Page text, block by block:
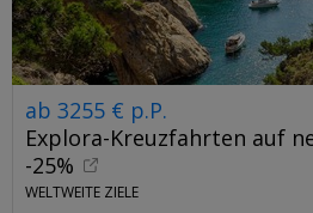
ab 3255 € p.P.
Explora-Kreuzfahrten auf
-25%
WELTWEITE ZIELE